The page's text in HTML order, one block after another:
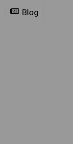
Blog